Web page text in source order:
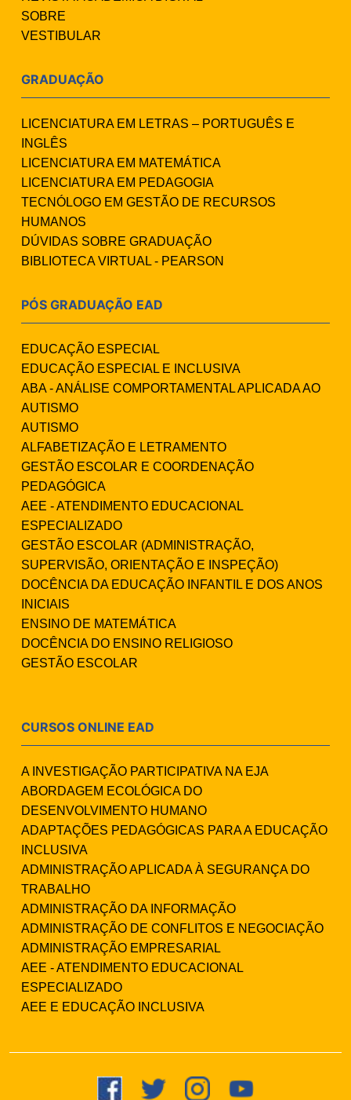
SOBRE
VESTIBULAR
GRADUAÇÃO
LICENCIATURA EM LETRAS – PORTUGUÊS E
INGLÊS
LICENCIATURA EM MATEMÁTICA
LICENCIATURA EM PEDAGOGIA
TECNÓLOGO EM GESTÃO DE RECURSOS
HUMANOS
DÚVIDAS SOBRE GRADUAÇÃO
BIBLIOTECA VIRTUAL - PEARSON
PÓS GRADUAÇÃO EAD
EDUCAÇÃO ESPECIAL
EDUCAÇÃO ESPECIAL E INCLUSIVA
ABA - ANÁLISE COMPORTAMENTAL APLICADA AO
AUTISMO
AUTISMO
ALFABETIZAÇÃO E LETRAMENTO
GESTÃO ESCOLAR E COORDENAÇÃO
PEDAGÓGICA
AEE - ATENDIMENTO EDUCACIONAL
ESPECIALIZADO
GESTÃO ESCOLAR (ADMINISTRAÇÃO,
SUPERVISÃO, ORIENTAÇÃO E INSPEÇÃO)
DOCÊNCIA DA EDUCAÇÃO INFANTIL E DOS ANOS
INICIAIS
ENSINO DE MATEMÁTICA
DOCÊNCIA DO ENSINO RELIGIOSO
GESTÃO ESCOLAR
CURSOS ONLINE EAD
A INVESTIGAÇÃO PARTICIPATIVA NA EJA
ABORDAGEM ECOLÓGICA DO
DESENVOLVIMENTO HUMANO
ADAPTAÇÕES PEDAGÓGICAS PARA A EDUCAÇÃO
INCLUSIVA
ADMINISTRAÇÃO APLICADA À SEGURANÇA DO
TRABALHO
ADMINISTRAÇÃO DA INFORMAÇÃO
ADMINISTRAÇÃO DE CONFLITOS E NEGOCIAÇÃO
ADMINISTRAÇÃO EMPRESARIAL
AEE - ATENDIMENTO EDUCACIONAL
ESPECIALIZADO
AEE E EDUCAÇÃO INCLUSIVA